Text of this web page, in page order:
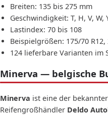
Breiten: 135 bis 275 mm
Geschwindigkeit: T, H, V, W,
Lastindex: 70 bis 108
Beispielgrößen: 175/70 R12,
124 lieferbare Varianten im
Minerva — belgische
Minerva ist eine der
Reifengroßhändler Deldo